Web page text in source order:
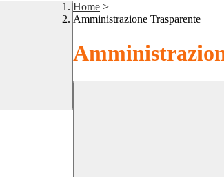
Home >
Amministrazione Trasparente